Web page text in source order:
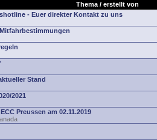
Thema / erstellt von
- Euer direkter Kontakt zu uns
Stand
2021
Preussen am 02.11.2019